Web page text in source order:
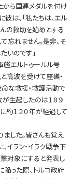
から国連メダルを付け
は、「私たちは、エル
の救助を始めとする
忘れません。是非、そ
いのです」
エルトゥールル号
高波を受けて座礁・
な救援・救護活動で
生起したのは１８９
約１２０年が経過して
した。皆さんも覚え
イラン・イラク戦争下
対象にすると発表し
った際、トルコ政府